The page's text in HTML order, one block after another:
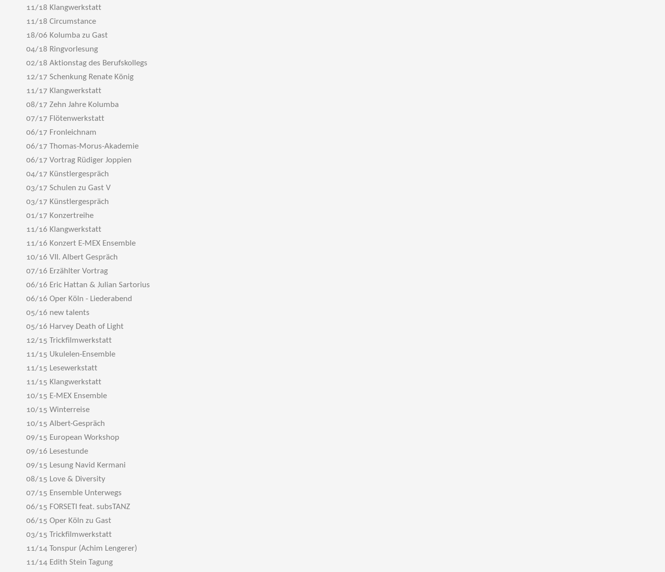
11/18 Klangwerkstatt
11/18 Circumstance
18/06 Kolumba zu Gast
04/18 Ringvorlesung
02/18 Aktionstag des Berufskollegs
12/17 Schenkung Renate König
11/17 Klangwerkstatt
08/17 Zehn Jahre Kolumba
07/17 Flötenwerkstatt
06/17 Fronleichnam
06/17 Thomas-Morus-Akademie
06/17 Vortrag Rüdiger Joppien
04/17 Künstlergespräch
03/17 Schulen zu Gast V
03/17 Künstlergespräch
01/17 Konzertreihe
11/16 Klangwerkstatt
11/16 Konzert E-MEX Ensemble
10/16 VII. Albert Gespräch
07/16 Erzählter Vortrag
06/16 Eric Hattan & Julian Sartorius
06/16 Oper Köln - Liederabend
05/16 new talents
05/16 Harvey Death of Light
12/15 Trickfilmwerkstatt
11/15 Ukulelen-Ensemble
11/15 Lesewerkstatt
11/15 Klangwerkstatt
10/15 E-MEX Ensemble
10/15 Winterreise
10/15 Albert-Gespräch
09/15 European Workshop
09/16 Lesestunde
09/15 Lesung Navid Kermani
08/15 Love & Diversity
07/15 Ensemble Unterwegs
06/15 FORSETI feat. subsTANZ
06/15 Oper Köln zu Gast
03/15 Trickfilmwerkstatt
11/14 Tonspur (Achim Lengerer)
11/14 Edith Stein Tagung